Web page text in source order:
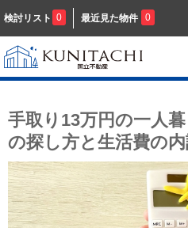
検討リスト 0 最近見た物件 0
手取り13万円の一人
の探し方と生活費の